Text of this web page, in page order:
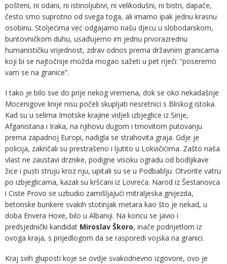
pošteni, ni odani, ni istinoljubivi, ni velikodušni, ni bistri, dapače,
često smo suprotno od svega toga, ali imamo ipak jednu krasnu
osobinu. Stoljećima već odgajamo našu djecu u slobodarskom,
buntovničkom duhu, usađujemo im jednu prvorazrednu
humanističku vrijednost, zdrav odnos prema državnim granicama
koji bi se najtočnije možda mogao sažeti u pet riječi: “poseremo
vam se na granice”.
I tako je bilo sve do prije nekog vremena, dok se oko nekadašnje
Mocenigove linije nisu počeli skupljati nesretnici s Bliskog istoka.
Kad su u selima Imotske krajine vidjeli izbjeglice iz Sirije,
Afganistana i Iraka, na njihovu dugom i trnovitom putovanju
prema zapadnoj Europi, nadigla se strahovita graja. Gdje je
policija, zakričali su prestrašeno i ljutito u Lokvičićima. Zašto naša
vlast ne zaustavi drznike, podigne visoku ogradu od bodljikave
žice i pusti struju kroz nju, upitali su se u Podbablju. Otvorite vatru
po izbjeglicama, kazali su kršćani iz Lovreća. Narod iz Šestanovca
i Ciste Provo se uzbudio zamišljajući mitraljeska gnijezda,
betonske bunkere svakih stotinjak metara kao što je nekad, u
doba Envera Hoxe, bilo u Albaniji. Na koncu se javio i
predsjednički kandidat Miroslav Škoro, inače podrijetlom iz
ovoga kraja, s prijedlogom da se rasporedi vojska na granici.
Kraj svih gluposti koje se ovdje svakodnevno izgovore, ovo je